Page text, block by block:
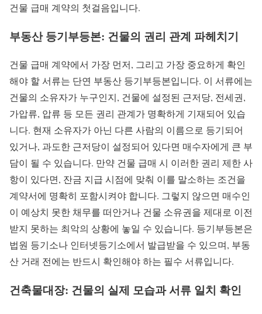
건물 급매 계약의 첫걸음입니다.
부동산 등기부등본: 건물의 권리 관계 파헤치기
건물 급매 계약에서 가장 먼저, 그리고 가장 중요하게 확인
해야 할 서류는 단연 부동산 등기부등본입니다. 이 서류에는
건물의 소유자가 누구인지, 건물에 설정된 근저당, 전세권,
가압류, 압류 등 모든 권리 관계가 명확하게 기재되어 있습
니다. 현재 소유자가 아닌 다른 사람의 이름으로 등기되어
있거나, 과도한 근저당이 설정되어 있다면 매수자에게 큰 부
담이 될 수 있습니다. 만약 건물 급매 시 이러한 권리 제한 사
항이 있다면, 잔금 지급 시점에 맞춰 이를 말소하는 조건을
계약서에 명확히 포함시켜야 합니다. 그렇지 않으면 매수인
이 예상치 못한 채무를 떠안거나 건물 소유권을 제대로 이전
받지 못하는 최악의 상황에 놓일 수 있습니다. 등기부등본은
법원 등기소나 인터넷등기소에서 발급받을 수 있으며, 부동
산 거래 전에는 반드시 확인해야 하는 필수 서류입니다.
건축물대장: 건물의 실제 모습과 서류 일치 확인